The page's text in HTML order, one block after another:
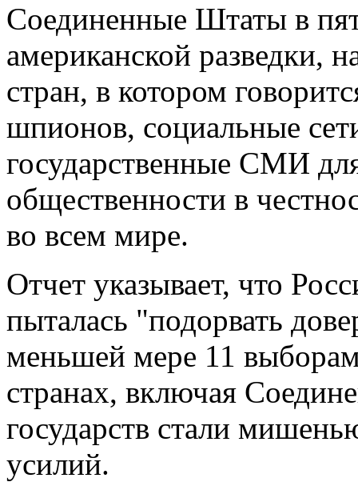
Соединенные Штаты в
американской разведки,
стран, в котором
шпионов, социальные
государственные СМИ
общественности в
во всем мире.
Отчет указывает, что
пыталась "подорвать
меньшей мере 11
странах, включая
государств стали
усилий.